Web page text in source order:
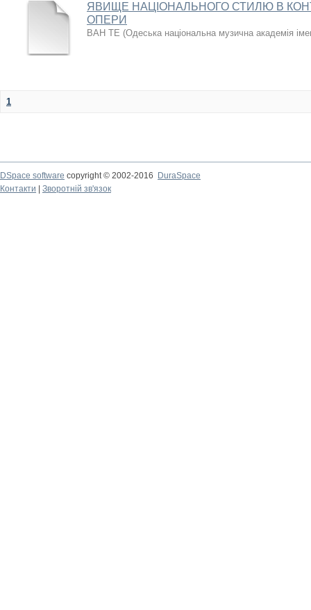
ЯВИЩЕ НАЦІОНАЛЬНОГО СТИЛЮ В
ОПЕРИ
ВАН ТЕ (Одеська національна музична академія
1
DSpace software copyright © 2002-2016
DuraSpace
Контакти
Зворотній зв'язок